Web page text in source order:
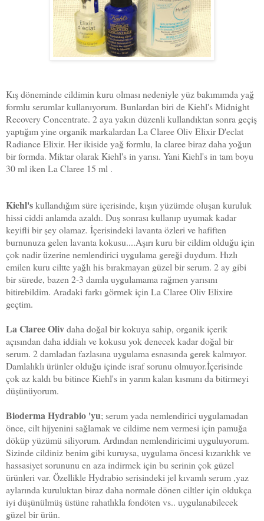
Kış döneminde cildimin kuru olması nedeniyle yüz bakımımda yağ
formlu serumlar kullanıyorum. Bunlardan biri de Kiehl's Midnight
Recovery Concentrate. 2 aya yakın düzenli kullandıktan sonra geçiş
yaptığım yine organik markalardan La Claree Oliv Elixir D'eclat
Radiance Elixir. Her ikiside yağ formlu, la claree biraz daha yoğun
bir formda. Miktar olarak Kiehl's in yarısı. Yani Kiehl's in tam boyu
30 ml iken La Claree 15 ml .
Kiehl'skullandığım süre içerisinde, kışın yüzümde oluşan kuruluk
hissi ciddi anlamda azaldı. Duş sonrası kullanıp uyumak kadar
keyifli bir şey olamaz. İçerisindeki lavanta özleri ve hafiften
burnunuza gelen lavanta kokusu....Aşırı kuru bir cildim olduğu için
çok nadir üzerine nemlendirici uygulama gereği duydum. Hızlı
emilen kuru ciltte yağlı his bırakmayan güzel bir serum. 2 ay gibi
bir sürede, bazen 2-3 damla uygulamama rağmen yarısını
bitirebildim. Aradaki farkı görmek için La Claree Oliv Elixire
geçtim.
La Claree Olivdaha doğal bir kokuya sahip, organik içerik
açısından daha iddialı ve kokusu yok denecek kadar doğal bir
serum. 2 damladan fazlasına uygulama esnasında gerek kalmıyor.
Damlalıklı ürünler olduğu içinde israf sorunu olmuyor.İçerisinde
çok az kaldı bu bitince Kiehl's in yarım kalan kısmını da bitirmeyi
düşünüyorum.
Bioderma Hydrabio 'yu; serum yada nemlendirici uygulamadan
önce, cilt hijyenini sağlamak ve cildime nem vermesi için pamuğa
döküp yüzümü siliyorum. Ardından nemlendiricimi uyguluyorum.
Sizinde cildiniz benim gibi kuruysa, uygulama öncesi kızarıklık ve
hassasiyet sorununu en aza indirmek için bu serinin çok güzel
ürünleri var. Özellikle Hydrabio serisindeki jel kıvamlı serum ,yaz
aylarında kuruluktan biraz daha normale dönen ciltler için oldukça
iyi düşünülmüş üstüne rahatlıkla fondöten vs.. uygulanabilecek
güzel bir ürün.